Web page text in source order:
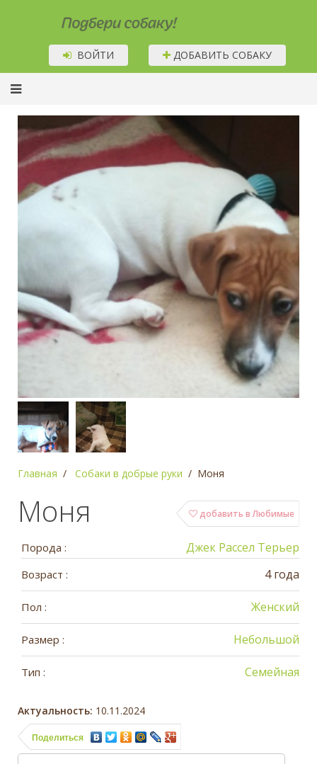
Подбери собаку!
ВОЙТИ ДОБАВИТЬ СОБАКУ
Главная Собаки в добрые руки Моня
добавить в Любимые
Моня
Порода : Джек Рассел Терьер
Возраст : 4 года
Пол : Женский
Размер : Небольшой
Тип : Семейная
Актуальность: 10.11.2024
Поделиться